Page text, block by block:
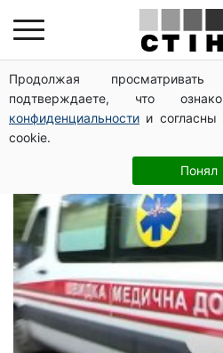
Продолжая
подтверждаете, что
конфиденциальности и согласны
cookie.
Понял
заболевания